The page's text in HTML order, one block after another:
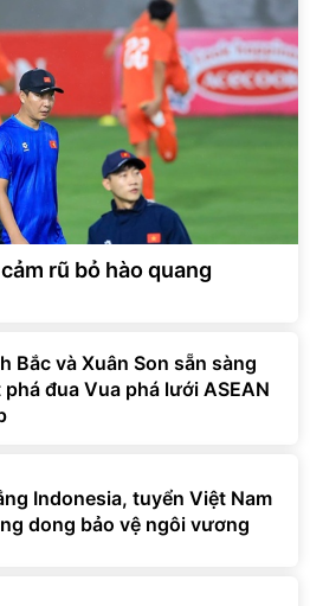
rũ bỏ hào quang
Bắc và Xuân Son sẵn sàng
đua Vua phá lưới ASEAN
Indonesia, tuyển Việt Nam
dong bảo vệ ngôi vương